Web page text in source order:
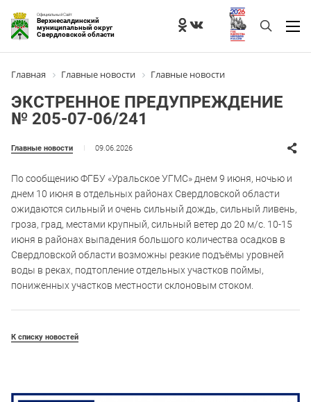
Официальный Сайт
Верхнесалдинский
муниципальный округ
Свердловской области
Главная Главные новости Главные новости
ЭКСТРЕННОЕ ПРЕДУПРЕЖДЕНИЕ
№ 205-07-06/241
Главные новости 09.06.2026
По сообщению ФГБУ «Уральское УГМС» днем 9 июня, ночью и
днем 10 июня в отдельных районах Свердловской области
ожидаются сильный и очень сильный дождь, сильный ливень,
гроза, град, местами крупный, сильный ветер до 20 м/с. 10-15
июня в районах выпадения большого количества осадков в
Свердловской области возможны резкие подъёмы уровней
воды в реках, подтопление отдельных участков поймы,
пониженных участков местности склоновым стоком.
К списку новостей